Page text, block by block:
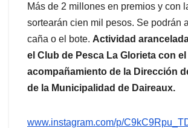
Más de 2 millones en premios y con
sortearán cien mil pesos. Se podrán
caña o el bote. Actividad
el Club de Pesca La Glorieta con el
acompañamiento de la Dirección
de la Municipalidad de Daireaux.
www.instagram.com/p/C9kC9Rpu_